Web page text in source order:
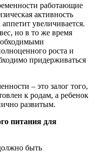
работающие
активность
увеличивается.
но в то же время
роста и
придерживаться
– это залог того,
к родам, а ребенок
развитым.
питания для
быть